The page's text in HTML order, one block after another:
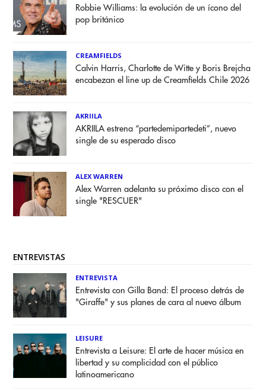
Robbie Williams: la evolución de un ícono del
pop británico
CREAMFIELDS
Calvin Harris, Charlotte de Witte y Boris Brejcha
encabezan el line up de Creamfields Chile 2026
AKRIILA
AKRIILA estrena “partedemipartedeti”, nuevo
single de su esperado disco
ALEX WARREN
Alex Warren adelanta su próximo disco con el
single "RESCUER"
ENTREVISTAS
ENTREVISTA
Entrevista con Gilla Band: El proceso detrás de
"Giraffe" y sus planes de cara al nuevo álbum
LEISURE
Entrevista a Leisure: El arte de hacer música en
libertad y su complicidad con el público
latinoamericano